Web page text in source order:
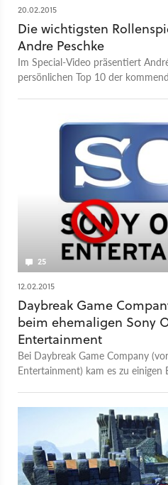
20.02.2015
Die wichtigsten
Andre Peschke
Im Special-Video präsentiert
persönlichen Top 10 der
25
12.02.2015
Daybreak Game
beim ehemaligen Sony
Entertainment
Bei Daybreak Game Company
Entertainment) kam es zu einigen